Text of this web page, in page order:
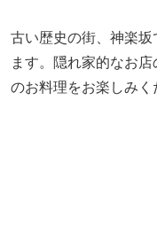
古い歴史の街、神楽
ます。隠れ家的なお
のお料理をお楽しみく